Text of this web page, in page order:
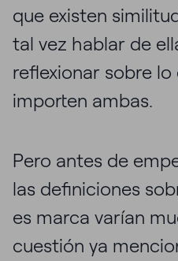
que existen
tal vez hablar de
reflexionar sobre
importen ambas.
Pero antes de
las definiciones
es marca varían
cuestión ya